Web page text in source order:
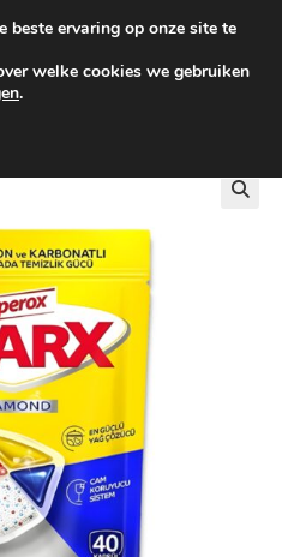
VANAF €100
beste ervaring op onze site te
welke cookies we gebruiken
.